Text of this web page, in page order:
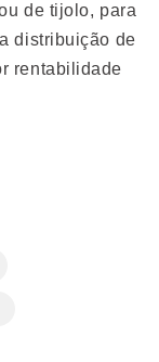
de tijolo, para
distribuição de
rentabilidade